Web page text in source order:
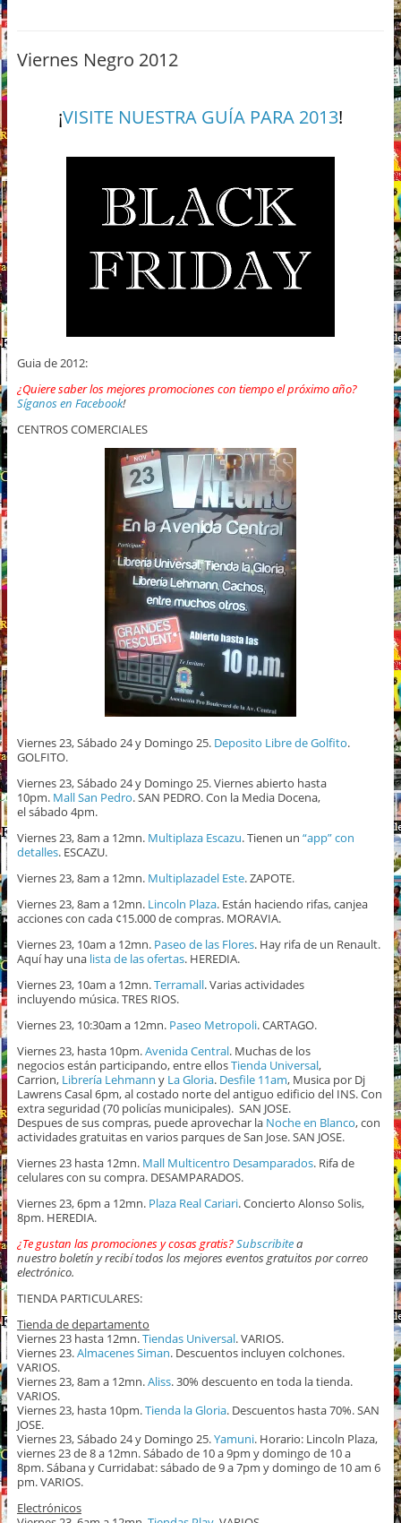
Viernes Negro 2012
¡VISITE NUESTRA GUÍA PARA 2013!
Guia de 2012:
¿Quiere saber los mejores promociones con tiempo el próximo año?
Síganos en Facebook!
CENTROS COMERCIALES
Viernes 23, Sábado 24 y Domingo 25. Deposito Libre de Golfito.
GOLFITO.
Viernes 23, Sábado 24 y Domingo 25. Viernes abierto hasta
10pm. Mall San Pedro. SAN PEDRO. Con la Media Docena,
el sábado 4pm.
Viernes 23, 8am a 12mn. Multiplaza Escazu. Tienen un “app” con
detalles. ESCAZU.
Viernes 23, 8am a 12mn. Multiplazadel Este. ZAPOTE.
Viernes 23, 8am a 12mn. Lincoln Plaza. Están haciendo rifas, canjea
acciones con cada ¢15.000 de compras. MORAVIA.
Viernes 23, 10am a 12mn. Paseo de las Flores. Hay rifa de un Renault.
Aquí hay una lista de las ofertas. HEREDIA.
Viernes 23, 10am a 12mn.Terramall. Varias actividades
incluyendo música. TRES RIOS.
Viernes 23, 10:30am a 12mn. Paseo Metropoli. CARTAGO.
Viernes 23, hasta 10pm.Avenida Central. Muchas de los
negocios están participando, entre ellosTienda Universal,
Carrion, Librería Lehmann y La Gloria. Desfile 11am, Musica por Dj
Lawrens Casal 6pm, al costado norte del antiguo edificio del INS. Con
extra seguridad (70 policías municipales). SAN JOSE.
Despues de sus compras, puede aprovechar la Noche en Blanco, con
actividades gratuitas en varios parques de San Jose. SAN JOSE.
Viernes 23 hasta 12mn. Mall Multicentro Desamparados. Rifa de
celulares con su compra. DESAMPARADOS.
Viernes 23, 6pm a 12mn. Plaza Real Cariari. Concierto Alonso Solis,
8pm. HEREDIA.
¿Te gustan las promociones y cosas gratis?Subscribitea
nuestro boletín y recibí todos los mejores eventos gratuitos por correo
electrónico.
TIENDA PARTICULARES:
Tienda de departamento
Viernes 23 hasta 12mn.Tiendas Universal. VARIOS.
Viernes 23.Almacenes Siman. Descuentos incluyen colchones.
VARIOS.
Viernes 23, 8am a 12mn.Aliss. 30% descuento en toda la tienda.
VARIOS.
Viernes 23, hasta 10pm.Tienda la Gloria. Descuentos hasta 70%. SAN
JOSE.
Viernes 23, Sábado 24 y Domingo 25.Yamuni. Horario: Lincoln Plaza,
viernes 23 de 8 a 12mn. Sábado de 10 a 9pm y domingo de 10 a
8pm. Sábana y Curridabat: sábado de 9 a 7pm y domingo de 10 am 6
pm. VARIOS.
Electrónicos